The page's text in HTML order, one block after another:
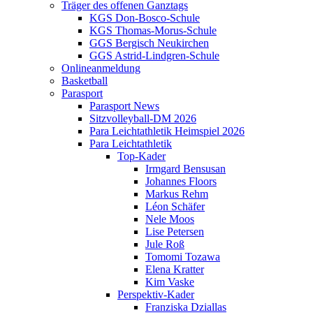
Träger des offenen Ganztags
KGS Don-Bosco-Schule
KGS Thomas-Morus-Schule
GGS Bergisch Neukirchen
GGS Astrid-Lindgren-Schule
Onlineanmeldung
Basketball
Parasport
Parasport News
Sitzvolleyball-DM 2026
Para Leichtathletik Heimspiel 2026
Para Leichtathletik
Top-Kader
Irmgard Bensusan
Johannes Floors
Markus Rehm
Léon Schäfer
Nele Moos
Lise Petersen
Jule Roß
Tomomi Tozawa
Elena Kratter
Kim Vaske
Perspektiv-Kader
Franziska Dziallas